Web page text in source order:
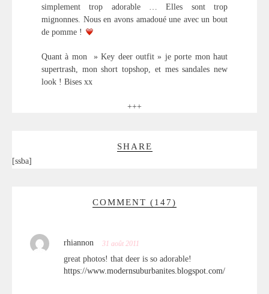
simplement trop adorable … Elles sont trop
mignonnes. Nous en avons amadoué une avec un bout
de pomme !
Quant à mon » Key deer outfit » je porte mon haut
supertrash, mon short topshop, et mes sandales new
look ! Bises xx
+++
SHARE
[ssba]
COMMENT (147)
rhiannon 31 août 2011
great photos! that deer is so adorable!
https://www.modernsuburbanites.blogspot.com/